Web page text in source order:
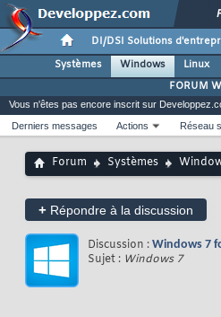
DI/DSI Solutions
Systèmes
Windows Linux
FORUM
Vous n'êtes pas encore inscrit sur
Derniers messages
Actions Réseau
Forum Systèmes
+ Répondre à la discussion
Discussion : Windows 7
Sujet : Windows 7